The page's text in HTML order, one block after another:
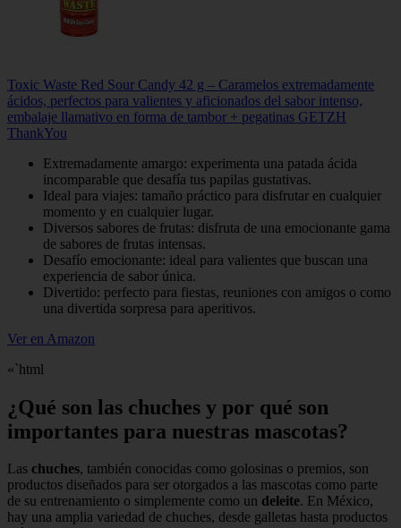
Toxic Waste Red Sour Candy 42 g – Caramelos extremadamente
ácidos, perfectos para valientes y aficionados del sabor intenso,
embalaje llamativo en forma de tambor + pegatinas GETZH
ThankYou
Extremadamente amargo: experimenta una patada ácida
incomparable que desafía tus papilas gustativas.
Ideal para viajes: tamaño práctico para disfrutar en cualquier
momento y en cualquier lugar.
Diversos sabores de frutas: disfruta de una emocionante gama
de sabores de frutas intensas.
Desafío emocionante: ideal para valientes que buscan una
experiencia de sabor única.
Divertido: perfecto para fiestas, reuniones con amigos o como
una divertida sorpresa para aperitivos.
Ver en Amazon
«`html
¿Qué son las chuches y por qué son
importantes para nuestras mascotas?
Las chuches, también conocidas como golosinas o premios, son
productos diseñados para ser otorgados a las mascotas como parte
de su entrenamiento o simplemente como un deleite. En México,
hay una amplia variedad de chuches, desde galletas hasta productos